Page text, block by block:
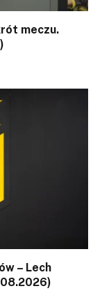
meczu.
– Lech